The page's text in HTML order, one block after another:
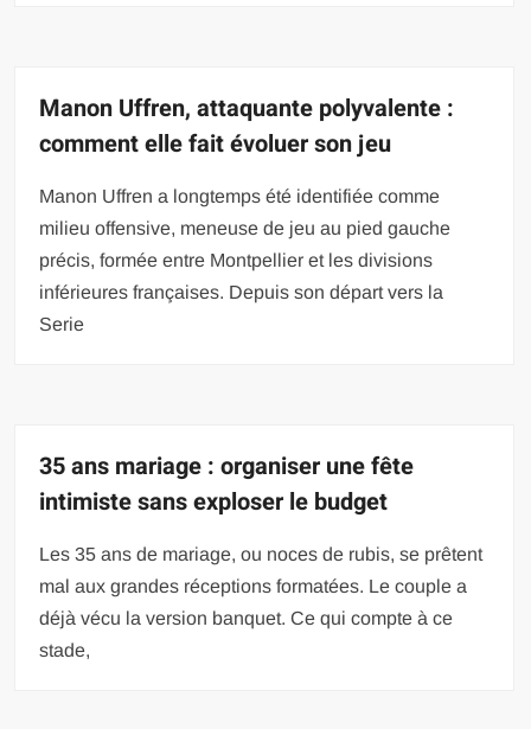
Manon Uffren, attaquante polyvalente :
comment elle fait évoluer son jeu
Manon Uffren a longtemps été identifiée comme
milieu offensive, meneuse de jeu au pied gauche
précis, formée entre Montpellier et les divisions
inférieures françaises. Depuis son départ vers la
Serie
35 ans mariage : organiser une fête
intimiste sans exploser le budget
Les 35 ans de mariage, ou noces de rubis, se prêtent
mal aux grandes réceptions formatées. Le couple a
déjà vécu la version banquet. Ce qui compte à ce
stade,